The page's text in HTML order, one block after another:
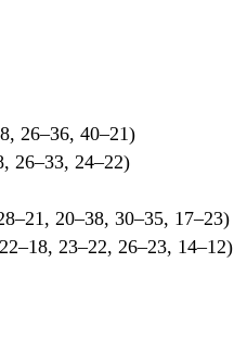
26–36, 40–21)
26–33, 24–22)
20–38, 30–35, 17–23)
23–22, 26–23, 14–12)